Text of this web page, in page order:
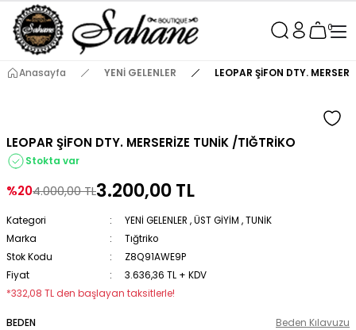
0
Anasayfa YENİ GELENLER LEOPAR ŞİFON DTY.
LEOPAR ŞİFON DTY. MERSERİZE TUNİK /TIĞTRİKO
Stokta var
%204.000,00 TL3.200,00 TL
Kategori YENİ GELENLER ,ÜST GİYİM ,TUNİK
Marka
Tığtriko
Stok Kodu
Z8Q91AWE9P
Fiyat
3.636,36 TL + KDV
*332,08 TL den başlayan taksitlerle!
BEDEN Beden Kılavuzu